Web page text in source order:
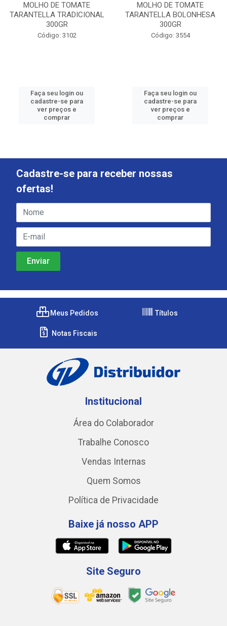
MOLHO DE TOMATE
TARANTELLA TRADICIONAL
300GR
Código: 3102
Faça seu login ou
cadastre-se para
ver preços e
comprar
MOLHO DE TOMATE
TARANTELLA BOLONHESA
300GR
Código: 3554
Faça seu login ou
cadastre-se para
ver preços e
comprar
Cadastre-se para receber nossas
ofertas!
Meus Pedidos Títulos
Notas Fiscais
Institucional
Área do Colaborador
Trabalhe Conosco
Vendas Internas
Quem Somos
Política de Privacidade
Baixe já nosso APP
Site Seguro